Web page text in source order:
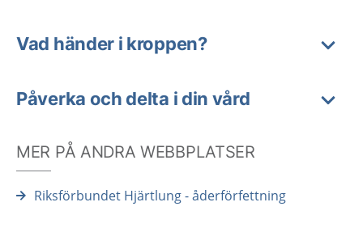
Vad händer i kroppen?
Påverka och delta i din vård
MER PÅ ANDRA WEBBPLATSER
Riksförbundet Hjärtlung - åderförfettning